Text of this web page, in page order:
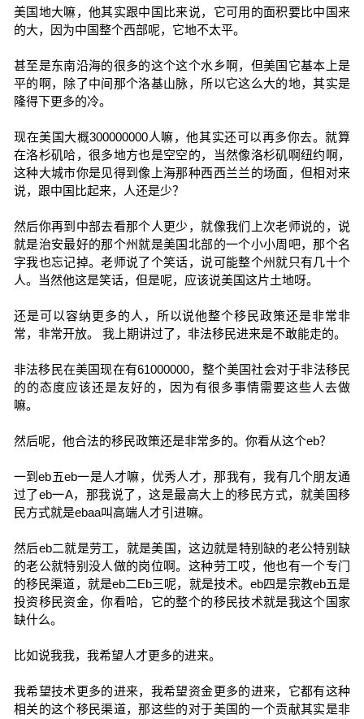
美国地大嘛，他其实跟中国比来说，它可用的面积要比中国来
的大，因为中国整个西部呢，它地不太平。
甚至是东南沿海的很多的这个这个水乡啊，但美国它基本上是
平的啊，除了中间那个洛基山脉，所以它这么大的地，其实是
隆得下更多的冷。
现在美国大概300000000人嘛，他其实还可以再多你去。就算
在洛杉矶哈，很多地方也是空空的，当然像洛杉矶啊纽约啊，
这种大城市你是见得到像上海那种西西兰兰的场面，但相对来
说，跟中国比起来，人还是少？
然后你再到中部去看那个人更少，就像我们上次老师说的，说
就是治安最好的那个州就是美国北部的一个小小周吧，那个名
字我也忘记掉。老师说了个笑话，说可能整个州就只有几十个
人。当然他这是笑话，但是呢，应该说美国这片土地呀。
还是可以容纳更多的人，所以说他整个移民政策还是非常非
常，非常开放。 我上期讲过了，非法移民进来是不敢能走的。
非法移民在美国现在有61000000，整个美国社会对于非法移民
的的态度应该还是友好的，因为有很多事情需要这些人去做
嘛。
然后呢，他合法的移民政策还是非常多的。你看从这个eb？
一到eb五eb一是人才嘛，优秀人才，那我有，我有几个朋友通
过了eb一A，那我说了，这是最高大上的移民方式，就美国移
民方式就是ebaa叫高端人才引进嘛。
然后eb二就是劳工，就是美国，这边就是特别缺的老公特别缺
的老公就特别没人做的岗位啊。这种劳工哎，他也有一个专门
的移民渠道，就是eb二Eb三呢，就是技术。eb四是宗教eb五是
投资移民资金，你看哈，它的整个的移民技术就是我这个国家
缺什么。
比如说我我，我希望人才更多的进来。
我希望技术更多的进来，我希望资金更多的进来，它都有这种
相关的这个移民渠道，那这些的对于美国的一个贡献其实是非